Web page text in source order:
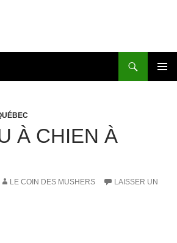
À CHIEN À
LE COIN DES MUSHERS
LAISSER UN